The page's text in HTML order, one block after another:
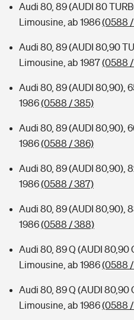
Audi 80, 89 (AUDI 80
Limousine, ab 1986(0588
Audi 80, 89 (AUDI 80,90
Limousine, ab 1987(0588
Audi 80, 89 (AUDI 80,90),
1986(0588 / 385)
Audi 80, 89 (AUDI 80,90),
1986(0588 / 386)
Audi 80, 89 (AUDI 80,90),
1986(0588 / 387)
Audi 80, 89 (AUDI 80,90),
1986(0588 / 388)
Audi 80, 89 Q (AUDI 80,90
Limousine, ab 1986(0588
Audi 80, 89 Q (AUDI 80,90
Limousine, ab 1986(0588